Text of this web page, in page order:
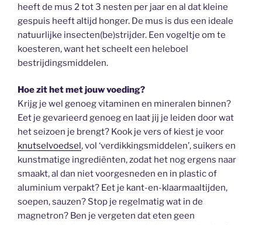
heeft de mus 2 tot 3 nesten per jaar en al dat kleine
gespuis heeft altijd honger. De mus is dus een ideale
natuurlijke insecten(be)strijder. Een vogeltje om te
koesteren, want het scheelt een heleboel
bestrijdingsmiddelen.
Hoe zit het met jouw voeding?
Krijg je wel genoeg vitaminen en mineralen binnen?
Eet je gevarieerd genoeg en laat jij je leiden door wat
het seizoen je brengt? Kook je vers of kiest je voor
knutselvoedsel, vol ‘verdikkingsmiddelen’, suikers en
kunstmatige ingrediënten, zodat het nog ergens naar
smaakt, al dan niet voorgesneden en in plastic of
aluminium verpakt? Eet je kant-en-klaarmaaltijden,
soepen, sauzen? Stop je regelmatig wat in de
magnetron? Ben je vergeten dat eten geen